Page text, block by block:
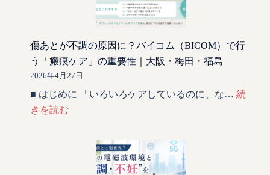
傷あとが不調の原因に？バイコム（BICOM）で行
う「瘢痕ケア」の重要性｜大阪・梅田・福島
2026年4月27日
■ はじめに 「いろいろケアしているのに、な… 続
きを読む